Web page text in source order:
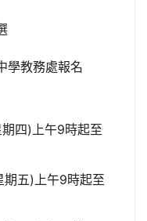
學教務處報名
四)上午9時起至
期五)上午9時起至